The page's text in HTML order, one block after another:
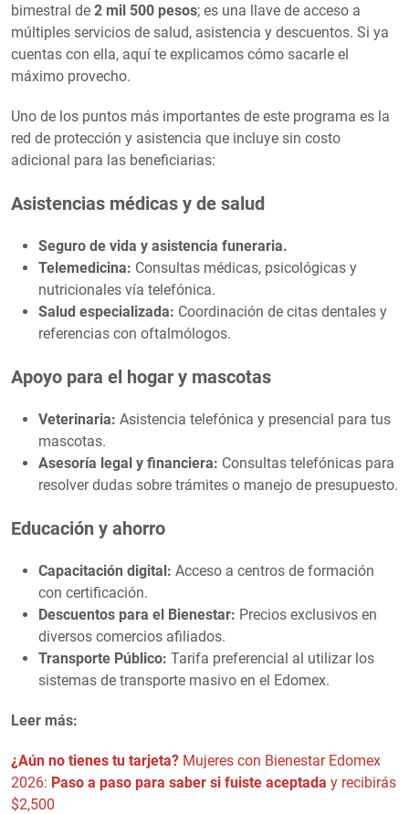
bimestral de 2 mil 500 pesos; es una llave de acceso a
múltiples servicios de salud, asistencia y descuentos. Si ya
cuentas con ella, aquí te explicamos cómo sacarle el
máximo provecho.
Uno de los puntos más importantes de este programa es la
red de protección y asistencia que incluye sin costo
adicional para las beneficiarias:
Asistencias médicas y de salud
Seguro de vida y asistencia funeraria.
Telemedicina: Consultas médicas, psicológicas y
nutricionales vía telefónica.
Salud especializada: Coordinación de citas dentales y
referencias con oftalmólogos.
Apoyo para el hogar y mascotas
Veterinaria: Asistencia telefónica y presencial para tus
mascotas.
Asesoría legal y financiera: Consultas telefónicas para
resolver dudas sobre trámites o manejo de presupuesto.
Educación y ahorro
Capacitación digital: Acceso a centros de formación
con certificación.
Descuentos para el Bienestar: Precios exclusivos en
diversos comercios afiliados.
Transporte Público: Tarifa preferencial al utilizar los
sistemas de transporte masivo en el Edomex.
Leer más:
¿Aún no tienes tu tarjeta? Mujeres con Bienestar Edomex
2026: Paso a paso para saber si fuiste aceptada y recibirás
$2,500